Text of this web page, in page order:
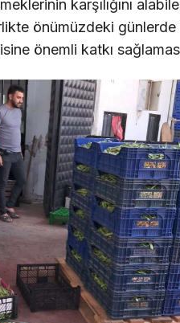
karşılığını
önümüzdeki günlerde
önemli katkı